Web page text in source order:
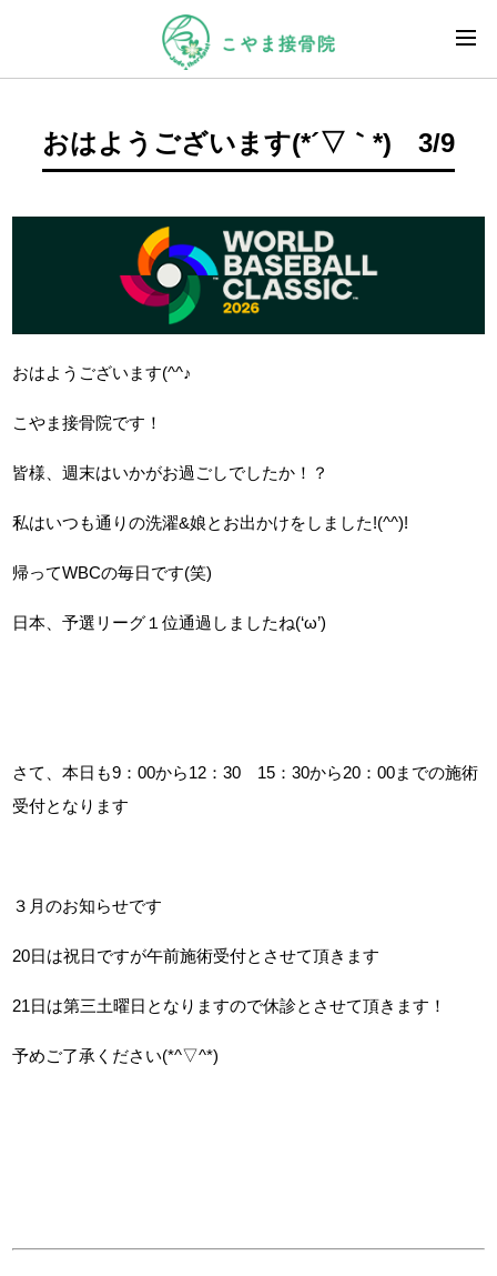
おはようございます(*´▽｀*) 3/9
おはようございます(^^♪
こやま接骨院です！
皆様、週末はいかがお過ごしでしたか！？
私はいつも通りの洗濯&娘とお出かけをしました!(^^)!
帰ってWBCの毎日です(笑)
日本、予選リーグ１位通過しましたね(‘ω’)
さて、本日も9：00から12：30 15：30から20：00までの施術
受付となります
３月のお知らせです
20日は祝日ですが午前施術受付とさせて頂きます
21日は第三土曜日となりますので休診とさせて頂きます！
予めご了承ください(*^▽^*)